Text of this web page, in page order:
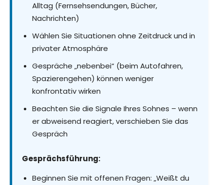
Alltag (Fernsehsendungen, Bücher,
Nachrichten)
Wählen Sie Situationen ohne Zeitdruck und in
privater Atmosphäre
Gespräche „nebenbei“ (beim Autofahren,
Spazierengehen) können weniger
konfrontativ wirken
Beachten Sie die Signale Ihres Sohnes – wenn
er abweisend reagiert, verschieben Sie das
Gespräch
Gesprächsführung:
Beginnen Sie mit offenen Fragen: „Weißt du